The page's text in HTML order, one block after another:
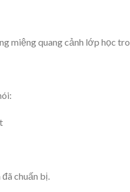
miệng quang cảnh lớp học
chuấn bị.